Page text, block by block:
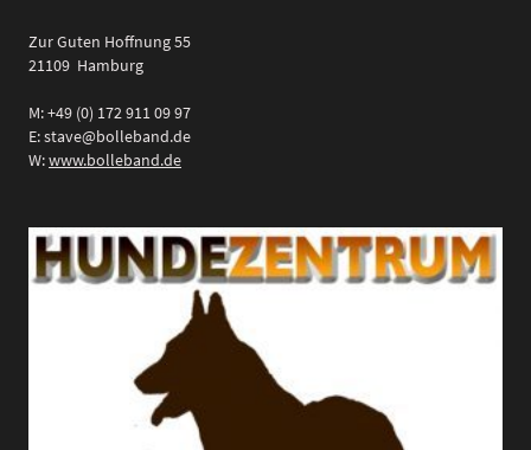
Zur Guten Hoffnung 55
21109 Hamburg
M: +49 (0) 172 911 09 97
E: stave@bolleband.de
W:www.bolleband.de